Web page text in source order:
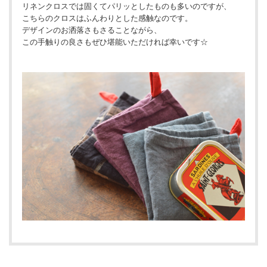
リネンクロスでは固くてパリッとしたものも多いのですが、
こちらのクロスはふんわりとした感触なのです。
デザインのお洒落さもさることながら、
この手触りの良さもぜひ堪能いただければ幸いです☆